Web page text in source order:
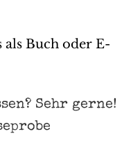
Buch oder E-
Sehr gerne!